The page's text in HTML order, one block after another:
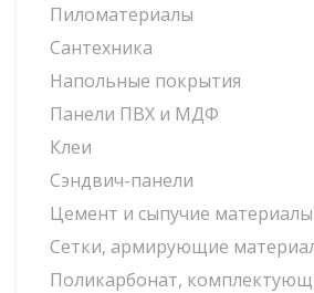
Пиломатериалы
Сантехника
Напольные покрытия
Панели ПВХ и МДФ
Клеи
Сэндвич-панели
Цемент и сыпучие материалы
Сетки, армирующие
Поликарбонат,